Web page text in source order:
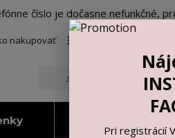
číslo je dočasne nefunkčné,
nakupovať
Pri registrácií